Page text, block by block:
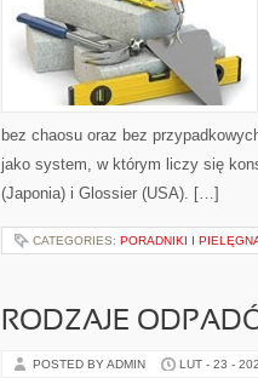
bez chaosu oraz bez
jako system, w którym liczy się
(Japonia) i Glossier (USA). […]
CATEGORIES: PORADNIKI I
RODZAJE
POSTED BY ADMIN LUT - 23 -